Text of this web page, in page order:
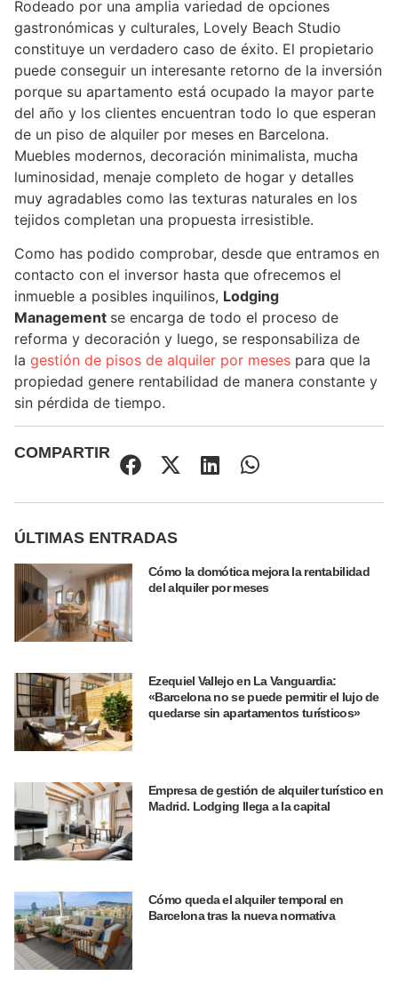
Rodeado por una amplia variedad de opciones
gastronómicas y culturales, Lovely Beach Studio
constituye un verdadero caso de éxito. El propietario
puede conseguir un interesante retorno de la inversión
porque su apartamento está ocupado la mayor parte
del año y los clientes encuentran todo lo que esperan
de un piso de alquiler por meses en Barcelona.
Muebles modernos, decoración minimalista, mucha
luminosidad, menaje completo de hogar y detalles
muy agradables como las texturas naturales en los
tejidos completan una propuesta irresistible.
Como has podido comprobar, desde que entramos en
contacto con el inversor hasta que ofrecemos el
inmueble a posibles inquilinos, Lodging
Management se encarga de todo el proceso de
reforma y decoración y luego, se responsabiliza de
la gestión de pisos de alquiler por meses para que la
propiedad genere rentabilidad de manera constante y
sin pérdida de tiempo.
COMPARTIR
ÚLTIMAS ENTRADAS
Cómo la domótica mejora la rentabilidad
del alquiler por meses
Ezequiel Vallejo en La Vanguardia:
«Barcelona no se puede permitir el lujo de
quedarse sin apartamentos turísticos»
Empresa de gestión de alquiler turístico en
Madrid. Lodging llega a la capital
Cómo queda el alquiler temporal en
Barcelona tras la nueva normativa